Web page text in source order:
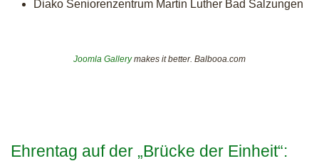
Diako Seniorenzentrum Martin Luther Bad Salzungen
Joomla Gallerymakes it better. Balbooa.com
Ehrentag auf der „Brücke der Einheit“: